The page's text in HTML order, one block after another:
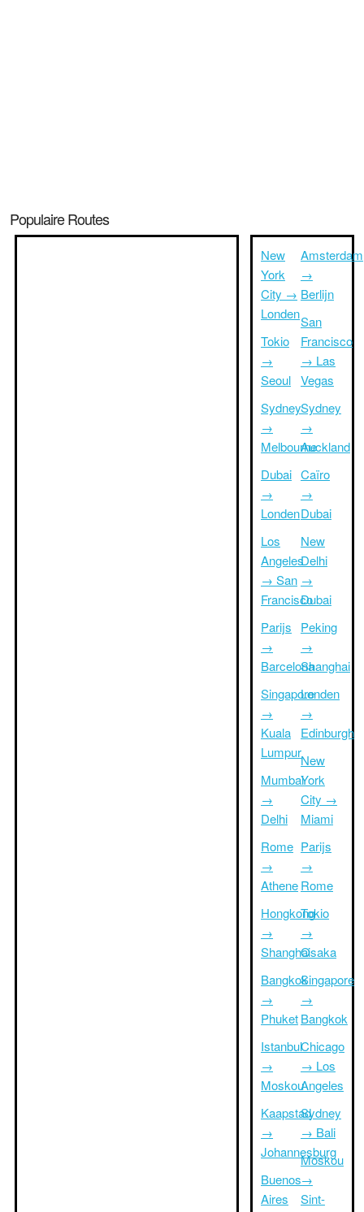
Populaire Routes
New
York
City →
Londen
Tokio
→
Seoul
Sydney
→
Melbourne
Dubai
→
Londen
Los
Angeles
→ San
Francisco
Parijs
→
Barcelona
Singapore
→
Kuala
Lumpur
Mumbai
→
Delhi
Rome
→
Athene
Hongkong
→
Shanghai
Bangkok
→
Phuket
Istanbul
→
Moskou
Kaapstad
→
Johannesburg
Buenos
Aires
Amsterdam
→
Berlijn
San
Francisco
→ Las
Vegas
Sydney
→
Auckland
Caïro
→
Dubai
New
Delhi
→
Dubai
Peking
→
Shanghai
Londen
→
Edinburgh
New
York
City →
Miami
Parijs
→
Rome
Tokio
→
Osaka
Singapore
→
Bangkok
Chicago
→ Los
Angeles
Sydney
→ Bali
Moskou
→
Sint-